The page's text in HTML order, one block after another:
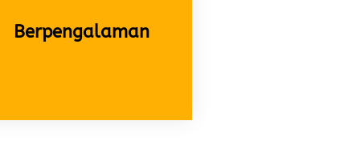
Berpengalaman